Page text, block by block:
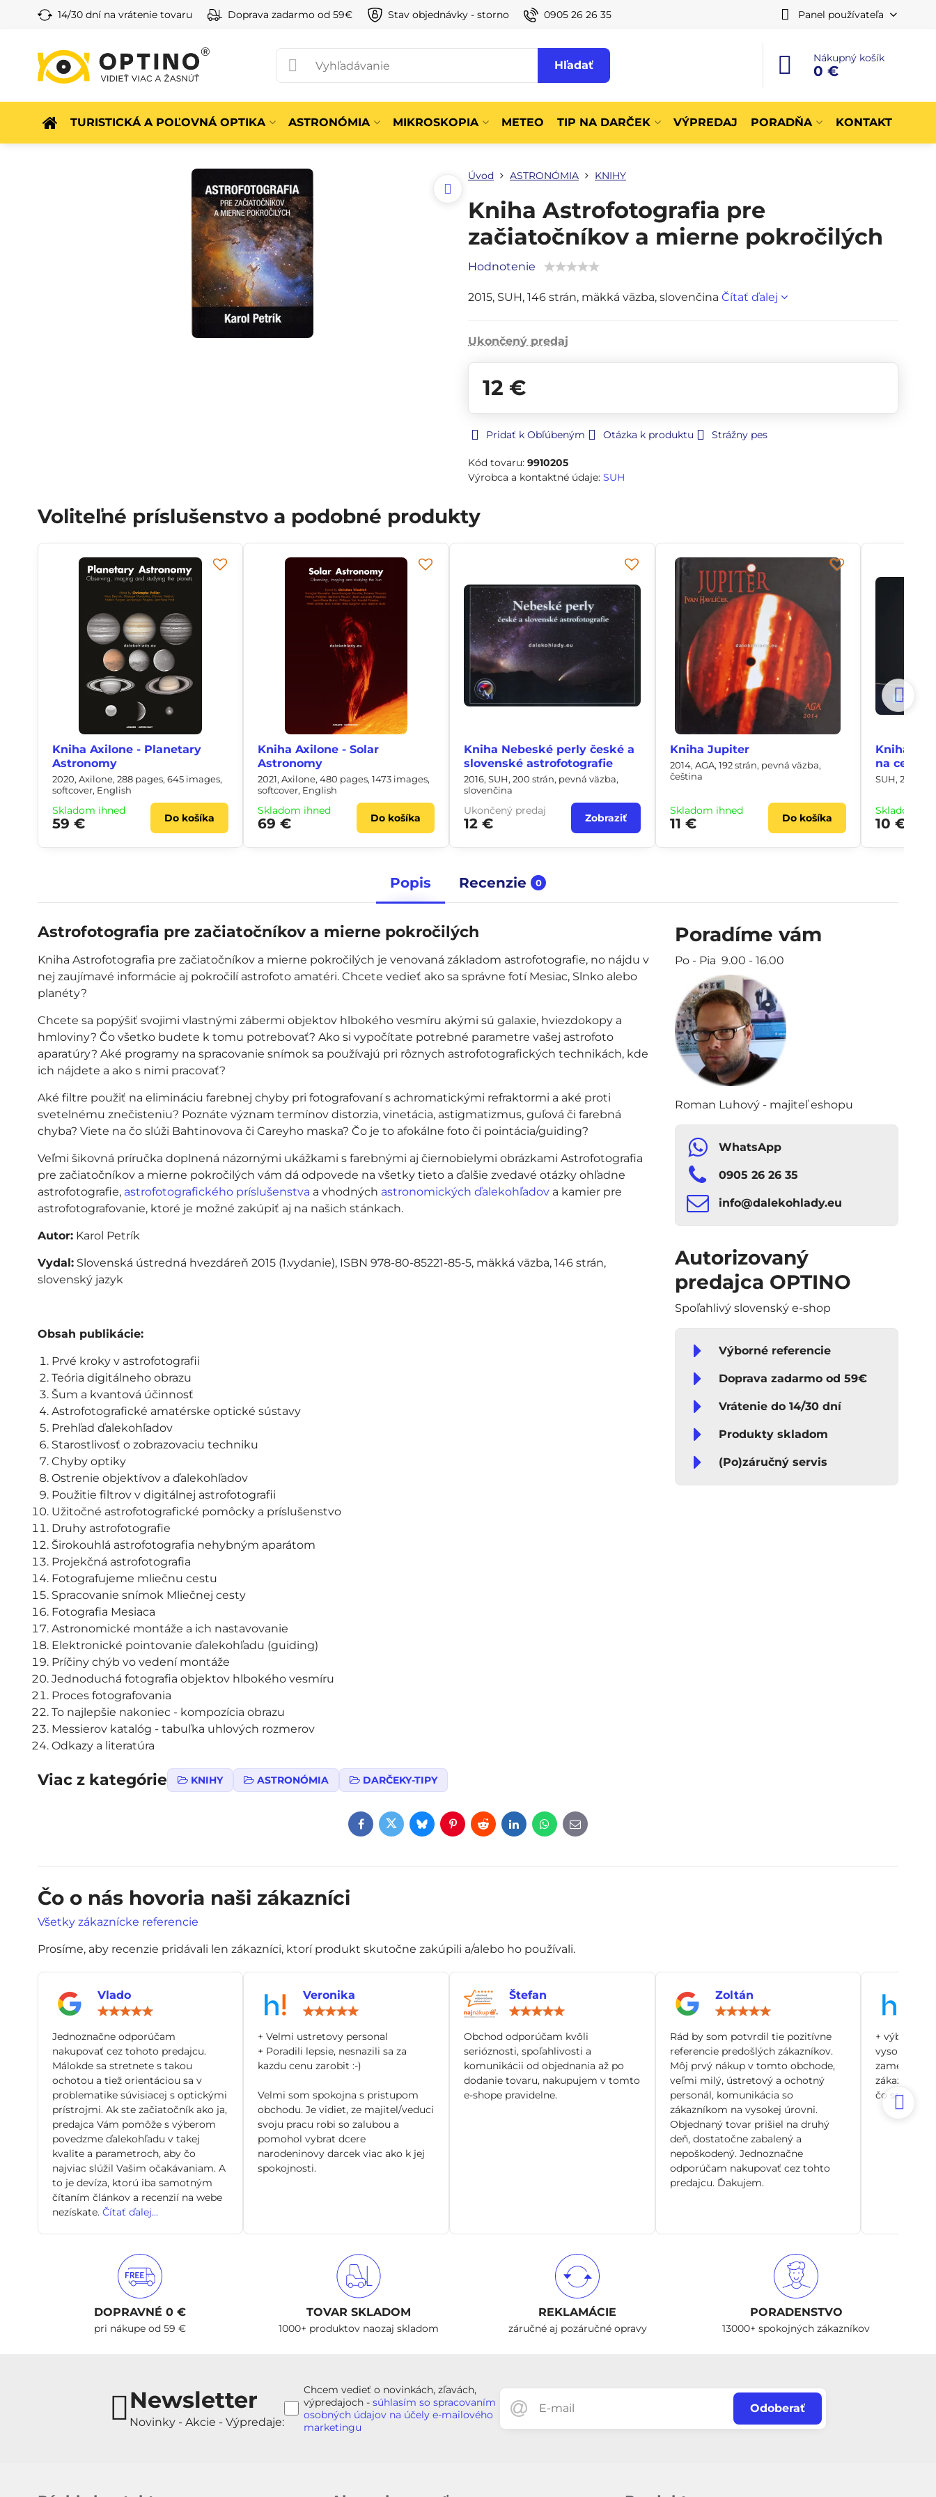
14/30 dní na vrátenie tovaru Doprava zadarmo od 59€ Stav objednávky - storno 0905 26 26 35 Panel používateľa
Hľadať
Nákupný košík
0 €
TURISTICKÁ A POĽOVNÁ OPTIKA ASTRONÓMIA MIKROSKOPIA METEO TIP NA DARČEK VÝPREDAJ PORADŇA KONTAKT
Úvod ASTRONÓMIA KNIHY
Kniha Astrofotografia pre
začiatočníkov a mierne pokročilých
Hodnotenie
2015, SUH, 146 strán, mäkká väzba, slovenčina Čítať ďalej
Ukončený predaj
12 €
Pridať k Obľúbeným Otázka k produktu Strážny pes
Kód tovaru: 9910205
Výrobca a kontaktné údaje: SUH
Popis Recenzie 0
Astrofotografia pre začiatočníkov a mierne pokročilých
Kniha Astrofotografia pre začiatočníkov a mierne pokročilých je venovaná základom astrofotografie, no nájdu v
nej zaujímavé informácie aj pokročilí astrofoto amatéri. Chcete vedieť ako sa správne fotí Mesiac, Slnko alebo
planéty?
Chcete sa popýšiť svojimi vlastnými zábermi objektov hlbokého vesmíru akými sú galaxie, hviezdokopy a
hmloviny? Čo všetko budete k tomu potrebovať? Ako si vypočítate potrebné parametre vašej astrofoto
aparatúry? Aké programy na spracovanie snímok sa používajú pri rôznych astrofotografických technikách, kde
ich nájdete a ako s nimi pracovať?
Aké filtre použiť na elimináciu farebnej chyby pri fotografovaní s achromatickými refraktormi a aké proti
svetelnému znečisteniu? Poznáte význam termínov distorzia, vinetácia, astigmatizmus, guľová či farebná
chyba? Viete na čo slúži Bahtinovova či Careyho maska? Čo je to afokálne foto či pointácia/guiding?
Veľmi šikovná príručka doplnená názornými ukážkami s farebnými aj čiernobielymi obrázkami Astrofotografia
pre začiatočníkov a mierne pokročilých vám dá odpovede na všetky tieto a ďalšie zvedavé otázky ohľadne
astrofotografie, astrofotografického príslušenstva a vhodných astronomických ďalekohľadova kamier pre
astrofotografovanie, ktoré je možné zakúpiť aj na našich stánkach.
Autor:Karol Petrík
Vydal:Slovenská ústredná hvezdáreň 2015 (1.vydanie), ISBN 978-80-85221-85-5, mäkká väzba, 146 strán,
slovenský jazyk
Obsah publikácie:
Prvé kroky v astrofotografii
Teória digitálneho obrazu
Šum a kvantová účinnosť
Astrofotografické amatérske optické sústavy
Prehľad ďalekohľadov
Starostlivosť o zobrazovaciu techniku
Chyby optiky
Ostrenie objektívov a ďalekohľadov
Použitie filtrov v digitálnej astrofotografii
Užitočné astrofotografické pomôcky a príslušenstvo
Druhy astrofotografie
Širokouhlá astrofotografia nehybným aparátom
Projekčná astrofotografia
Fotografujeme mliečnu cestu
Spracovanie snímok Mliečnej cesty
Fotografia Mesiaca
Astronomické montáže a ich nastavovanie
Elektronické pointovanie ďalekohľadu (guiding)
Príčiny chýb vo vedení montáže
Jednoduchá fotografia objektov hlbokého vesmíru
Proces fotografovania
To najlepšie nakoniec - kompozícia obrazu
Messierov katalóg - tabuľka uhlových rozmerov
Odkazy a literatúra
Viac z kategórie KNIHY ASTRONÓMIA DARČEKY-TIPY
Poradíme vám
Po - Pia 9.00 - 16.00
Roman Luhový - majiteľ eshopu
WhatsApp
0905 26 26 35
info​​@dalekohlady​​.eu
Autorizovaný
predajca OPTINO
Spoľahlivý slovenský e-shop
Výborné referencie
Doprava zadarmo od 59€
Vrátenie do 14/30 dní
Produkty skladom
(Po)záručný servis
Facebook
TwitterBlueskyPinterest
RedditLinkedInWhatsApp
E-
mail
Voliteľné príslušenstvo a podobné produkty
Kniha Axilone - Planetary
Astronomy
2020, Axilone, 288 pages, 645 images,
softcover, English
Skladom ihneď
59 € Do košíka
Kniha Axilone - Solar
Astronomy
2021, Axilone, 480 pages, 1473 images,
softcover, English
Skladom ihneď
69 € Do košíka
Kniha Nebeské perly české a
slovenské astrofotografie
2016, SUH, 200 strán, pevná väzba,
slovenčina
Ukončený predaj
12 € Zobraziť
Kniha Jupiter
2014, AGA, 192 strán, pevná väzba,
čeština
Skladom ihneď
11 € Do košíka
Kniha
na
SUH, 240
Skladom
10 €
Čo o nás hovoria naši zákazníci
Všetky zákaznícke referencie
Prosíme, aby recenzie pridávali len zákazníci, ktorí produkt skutočne zakúpili a/alebo ho používali.
Vlado
Jednoznačne odporúčam
nakupovať cez tohoto predajcu.
Málokde sa stretnete s takou
ochotou a tiež orientáciou sa v
problematike súvisiacej s optickými
prístrojmi. Ak ste začiatočník ako ja,
predajca Vám pomôže s výberom
povedzme ďalekohľadu v takej
kvalite a parametroch, aby čo
najviac slúžil Vašim očakávaniam. A
to je devíza, ktorú iba samotným
čítaním článkov a recenzií na webe
nezískate. Čítať ďalej...
Veronika
+ Velmi ustretovy personal
+ Poradili lepsie, nesnazili sa za
kazdu cenu zarobit :-)
Velmi som spokojna s pristupom
obchodu. Je vidiet, ze majitel/veduci
svoju pracu robi so zalubou a
pomohol vybrat dcere
narodeninovy darcek viac ako k jej
spokojnosti.
Štefan
Obchod odporúčam kvôli
serióznosti, spoľahlivosti a
komunikácii od objednania až po
dodanie tovaru, nakupujem v tomto
e-shope pravidelne.
Zoltán
/
5
Rád by som potvrdil tie pozitívne
referencie predošlých zákazníkov.
Môj prvý nákup v tomto obchode,
veľmi milý, ústretový a ochotný
personál, komunikácia so
zákazníkom na vysokej úrovni.
Objednaný tovar prišiel na druhý
deň, dostatočne zabalený a
nepoškodený. Jednoznačne
odporúčam nakupovať cez tohto
predajcu. Ďakujem.
+ výborný
vysoko
zamerané
zákazníka,
čo sa dá.
DOPRAVNÉ 0 €
pri nákupe od 59 €
TOVAR SKLADOM
1000+ produktov naozaj skladom
REKLAMÁCIE
záručné aj pozáručné opravy
PORADENSTVO
13000+ spokojných zákazníkov
Newsletter
Novinky - Akcie - Výpredaje:
Odoberať
Chcem vedieť o novinkách, zľavách,
výpredajoch -súhlasím so spracovaním
osobných údajov na účely e-mailového
marketingu